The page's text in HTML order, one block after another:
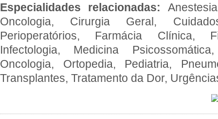
Especialidades relacionadas:
Oncologia, Cirurgia Geral,
Perioperatórios, Farmácia Clínica,
Infectologia, Medicina
Oncologia, Ortopedia, Pediatria,
Transplantes, Tratamento da Dor,